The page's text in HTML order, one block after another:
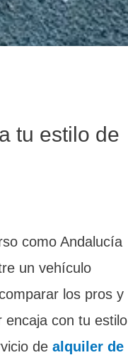
tu estilo de
como Andalucía
un vehículo
los pros y
encaja con tu estilo
de alquiler de